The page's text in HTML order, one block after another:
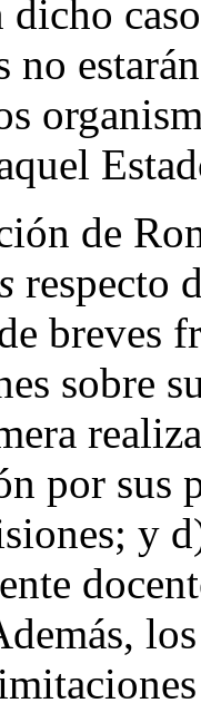
no
de
respecto
breves
sobre
por sus
y